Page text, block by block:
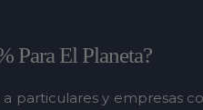
Para El Planeta?
particulares y empresas